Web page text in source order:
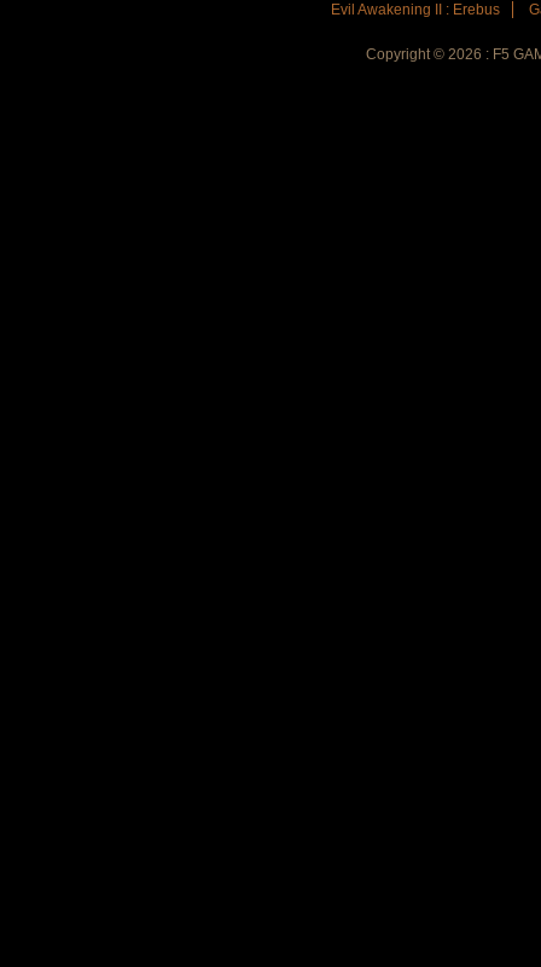
Evil Awakening II : Erebus
Copyright © 2026 : F5